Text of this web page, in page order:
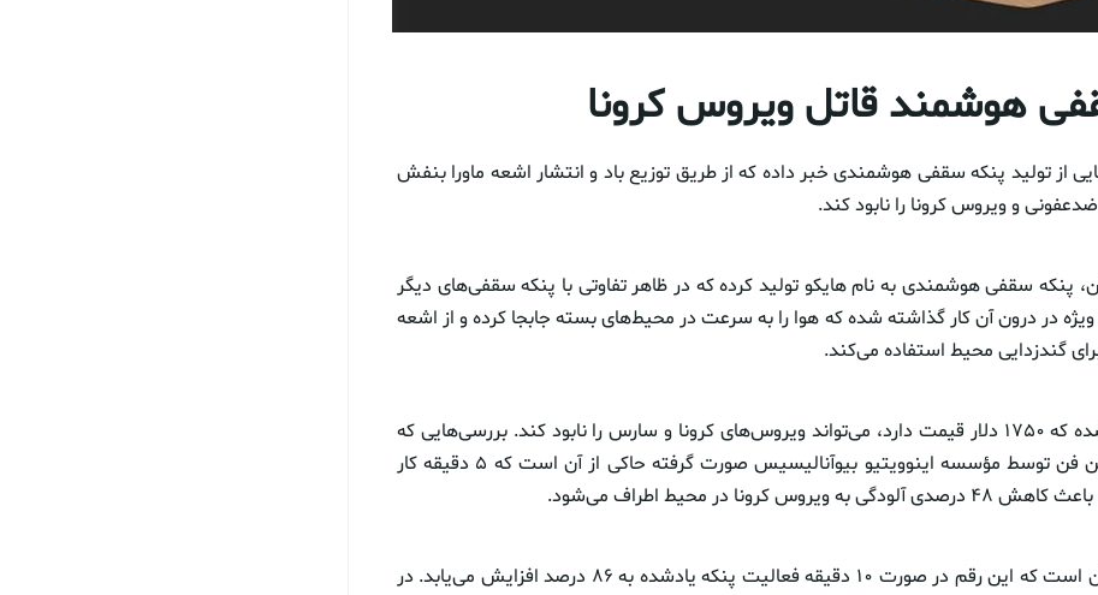
هوشمند قاتل ویروس کرونا
از تولید پنکه سقفی هوشمندی خبر داده که از طریق توزیع باد و انتشار اشعه ماورا بنفش
و ویروس کرونا را نابود کند.
سقفی هوشمندی به نام هایکو تولید کرده که در ظاهر تفاوتی با پنکه سقفی‌های دیگر
ویژه در درون آن کار گذاشته شده که هوا را به سرعت در محیط‌های بسته جابجا کرده و از اشعه
گندزدایی محیط استفاده می‌کند.
پنکه سقفی یادشده که ۱۷۵۰ دلار قیمت دارد، می‌تواند ویروس‌های کرونا و سارس را نابود کند. بررسی‌هایی که
بر روی عملکرد این فن توسط مؤسسه اینوویتیو بیوآنالیسیس صورت گرفته حاکی از آن است که ۵ دقیقه کار
کرونا در محیط اطراف می‌شود.
نکته قابل توجه آن است که این رقم در صورت 10 دقیقه فعالیت پنکه یادشده به ۸۶ درصد افزایش می‌یابد. در